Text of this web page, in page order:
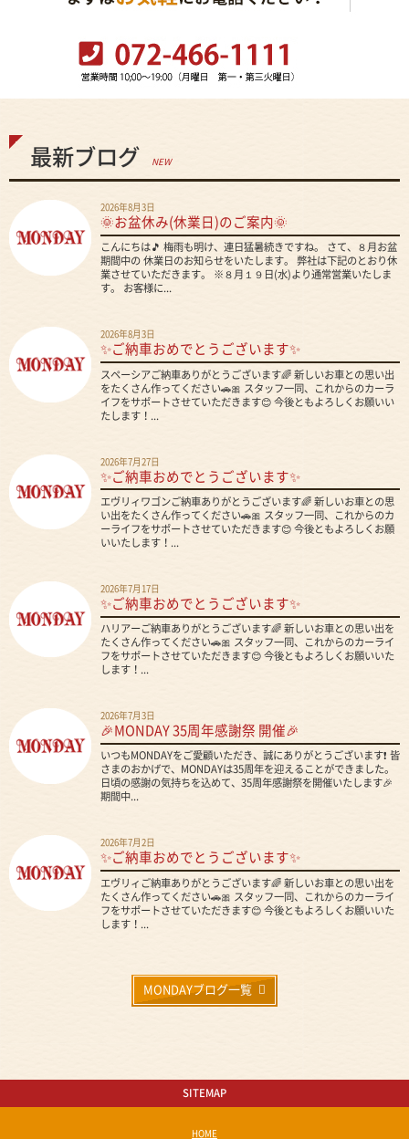
最新ブログ NEW
2026年8月3日
🌞お盆休み(休業日)のご案内🌞
こんにちは🎵 梅雨も明け、連日猛暑続きですね。 さて、８月お盆
期間中の 休業日のお知らせをいたします。 弊社は下記のとおり休
業させていただきます。 ※８月１９日(水)より通常営業いたしま
す。 お客様に...
2026年8月3日
✨ご納車おめでとうございます✨
スペーシアご納車ありがとうございます🌈 新しいお車との思い出
をたくさん作ってください🚗🎀 スタッフ一同、これからのカーラ
イフをサポートさせていただきます😊 今後ともよろしくお願いい
たします！...
2026年7月27日
✨ご納車おめでとうございます✨
エヴリィワゴンご納車ありがとうございます🌈 新しいお車との思
い出をたくさん作ってください🚗🎀 スタッフ一同、これからのカ
ーライフをサポートさせていただきます😊 今後ともよろしくお願
いいたします！...
2026年7月17日
✨ご納車おめでとうございます✨
ハリアーご納車ありがとうございます🌈 新しいお車との思い出を
たくさん作ってください🚗🎀 スタッフ一同、これからのカーライ
フをサポートさせていただきます😊 今後ともよろしくお願いいた
します！...
2026年7月3日
🎉MONDAY 35周年感謝祭 開催🎉
いつもMONDAYをご愛顧いただき、誠にありがとうございます❗ 皆
さまのおかげで、MONDAYは35周年を迎えることができました。
日頃の感謝の気持ちを込めて、35周年感謝祭を開催いたします🎉
期間中...
2026年7月2日
✨ご納車おめでとうございます✨
エヴリィご納車ありがとうございます🌈 新しいお車との思い出を
たくさん作ってください🚗🎀 スタッフ一同、これからのカーライ
フをサポートさせていただきます😊 今後ともよろしくお願いいた
します！...
MONDAYブログ一覧
SITEMAP
HOME